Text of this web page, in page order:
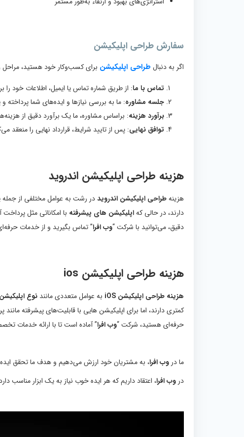
سفارش طراحی اپلیکیشن
اگر به دنبال طراحی اپلیکیشن برای کسب‌وکار خود هستید، مراحل
تماس با ما: از طریق شماره تماس یا ایمیل، اطلاعات خود را
جلسه مشاوره: ما به بررسی نیازها و ایده‌های شما پرداخته و
برآورد هزینه: براساس مشاوره، ما یک برآورد دقیق از
توافق نهایی: پس از تایید شرایط، قرارداد نهایی را منعقد
هزینه طراحی اپلیکیشن اندروید
هزینهطراحی اپلیکیشن اندرویددر رشت به عوامل مختلفی از جمله
دارند، در حالی کهاپلیکیشن‌ های پیشرفته با امکاناتی مثل
دقیق، می‌توانید با شرکت “وب افرا” تماس بگیرید و از خدمات
هزینه طراحی اپلیکیشن ios
هزینه طراحی اپلیکیشن iOS به عوامل متعددی مانند نوع اپلیکیشن
کمتری دارند، اما برای اپلیکیشن‌ هایی با قابلیت‌های پیشرفته
حرفه‌ای هستید، شرکت “وب افرا” آماده است تا با ارائه خدمات
ما در وب افرا، به مشتریان خود ارزش می‌دهیم و هدف ما تحقق
در وب افرا، اعتقاد داریم که هر ایده خوب نیاز به یک ابزار مناسب